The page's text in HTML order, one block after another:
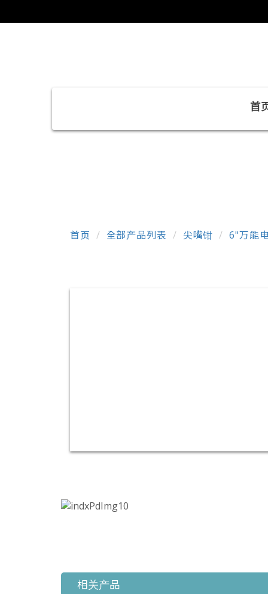
首
首页 全部产品列表 尖嘴钳 6"万能
相关产品